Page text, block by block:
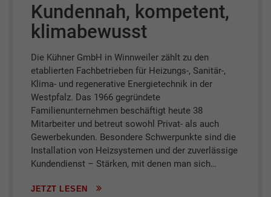
Kundennah, kompetent,
klimabewusst
Die Kühner GmbH in Winnweiler zählt zu den
etablierten Fachbetrieben für Heizungs-, Sanitär-,
Klima- und regenerative Energietechnik in der
Westpfalz. Das 1966 gegründete
Familienunternehmen beschäftigt heute 38
Mitarbeiter und betreut sowohl Privat- als auch
Gewerbekunden. Besondere Schwerpunkte sind die
Installation von Heizsystemen und der zuverlässige
Kundendienst – Stärken, mit denen man sich…
JETZT LESEN